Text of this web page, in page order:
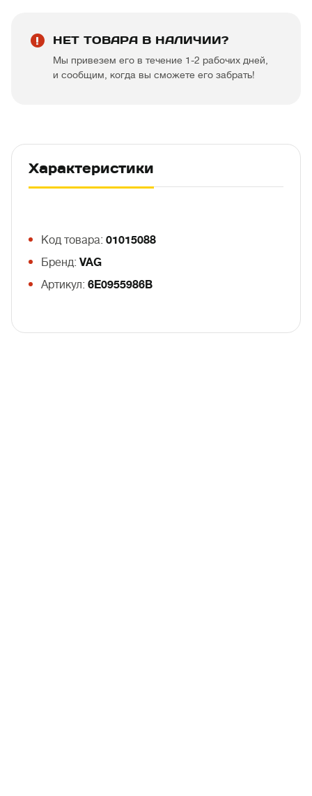
НЕТ ТОВАРА В НАЛИЧИИ?
Мы привезем его в течение 1-2 рабочих дней,
и сообщим, когда вы сможете его забрать!
Характеристики
Код товара: 01015088
Бренд: VAG
Артикул: 6E0955986B